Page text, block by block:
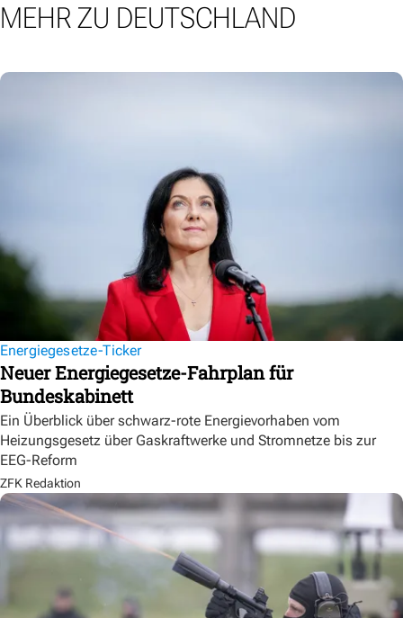
MEHR ZU DEUTSCHLAND
Energiegesetze-Ticker
Neuer Energiegesetze-Fahrplan für
Bundeskabinett
Ein Überblick über schwarz-rote Energievorhaben vom
Heizungsgesetz über Gaskraftwerke und Stromnetze bis zur
EEG-Reform
ZFK Redaktion